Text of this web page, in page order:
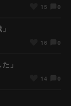
15 0
16 0
」
14 0